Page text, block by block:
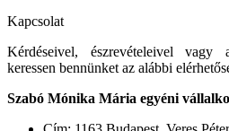
Kapcsolat
Kérdéseivel, észrevételeivel vagy
keressen bennünket az alábbi
Szabó Mónika Mária egyéni